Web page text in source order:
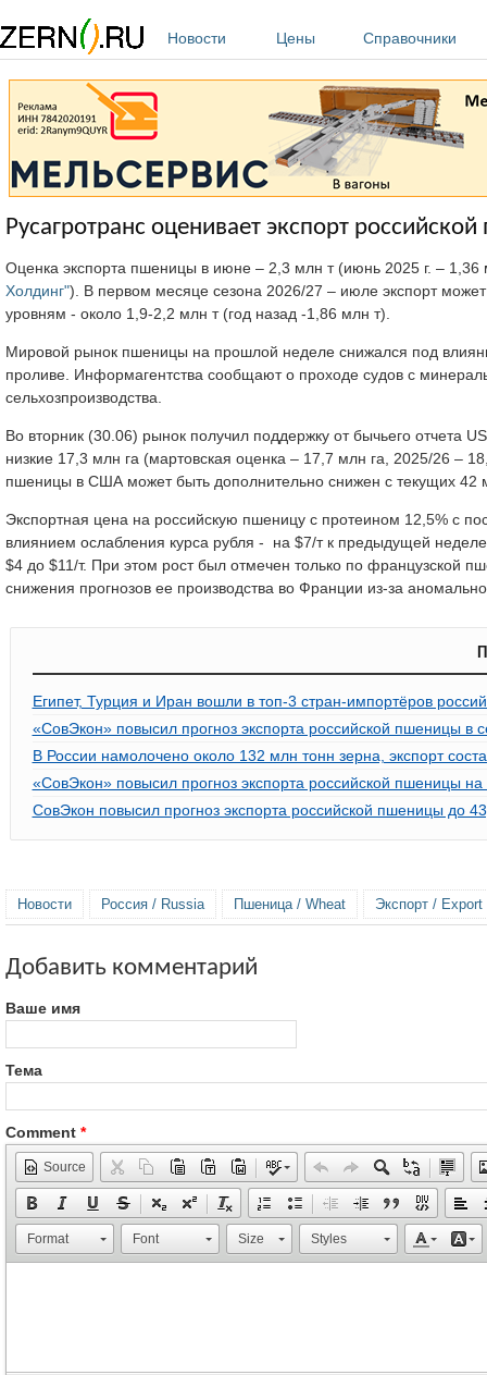
Новости
Цены Справочники
Русагротранс оценивает экспорт
Оценка экспорта пшеницы в июне – 2,3 млн т (июнь 2025 г. – 1,36
Холдинг"). В первом месяце сезона 2026/27 – июле экспорт
уровням - около 1,9-2,2 млн т (год назад -1,86 млн т).
Мировой рынок пшеницы на прошлой неделе снижался под
проливе. Информагентства сообщают о проходе судов с
сельхозпроизводства.
Во вторник (30.06) рынок получил поддержку от бычьего
низкие 17,3 млн га (мартовская оценка – 17,7 млн га, 2025/26 –
пшеницы в США может быть дополнительно снижен с текущих 42
Экспортная цена на российскую пшеницу с протеином 12,5% с
влиянием ослабления курса рубля - на $7/т к предыдущей
$4 до $11/т. При этом рост был отмечен только по французской
снижения прогнозов ее производства во Франции из-за
Египет, Турция и Иран вошли в топ-3 стран-импортёров
«СовЭкон» повысил прогноз экспорта российской пшеницы в
В России намолочено около 132 млн тонн зерна, экспорт
«СовЭкон» повысил прогноз экспорта российской пшеницы
СовЭкон повысил прогноз экспорта российской пшеницы до
Новости Россия / Russia Пшеница / Wheat Экспорт / Export
Добавить комментарий
Ваше имя
Тема
Comment *
Source
Format Font Size Styles